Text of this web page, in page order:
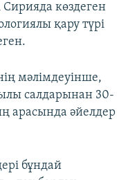
Сирияда көздеген
қару түрі
мәлімдеуінше,
салдарынан 30-
арасында әйелдер
бұндай